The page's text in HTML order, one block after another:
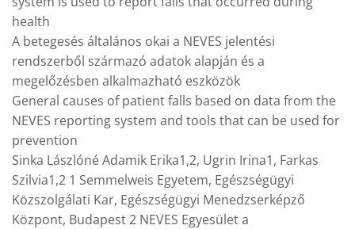
health
A betegesés általános okai a NEVES jelentési
rendszerből származó adatok alapján és a
megelőzésben alkalmazható eszközök
General causes of patient falls based on data from the
NEVES reporting system and tools that can be used for
prevention
Sinka Lászlóné Adamik Erika1,2, Ugrin Irina1, Farkas
Szilvia1,2 1 Semmelweis Egyetem, Egészségügyi
Közszolgálati Kar, Egészségügyi Menedzserképző
Központ, Budapest 2 NEVES Egyesület a